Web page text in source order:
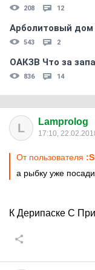
208 12
Арболитовый
543 2
ОАКЗВ Что за
836 14
L Lamprolog
17:10,
От пользователя
а рыбку уже
К Дерипаске С